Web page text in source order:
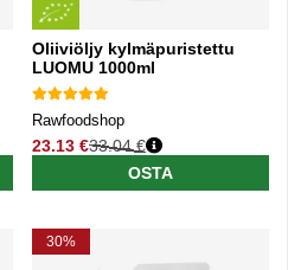
Oliiviöljy kylmäpuristettu
LUOMU 1000ml
Rawfoodshop
23.13 €
Normaali hinta
33.04 €
OSTA
30%